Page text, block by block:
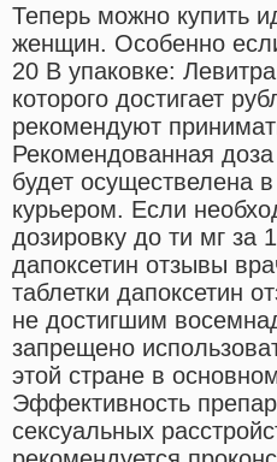
Теперь можно купить
женщин. Особенно
20 В упаковке:
которого достигает
рекомендуют
Рекомендованная
будет осуществелена
курьером. Если
дозировку до ти мг за
дапоксетин отзывы
таблетки дапоксетин
не достигшим
запрещено
этой стране в
Эффективность
сексуальных